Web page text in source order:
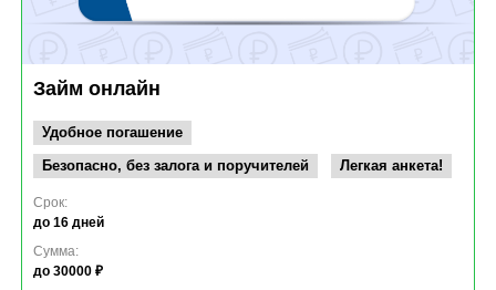
Займ онлайн
Удобное погашение
Безопасно, без залога и поручителей
Легкая анкета!
Срок:
до 16 дней
Сумма:
до 30000 ₽